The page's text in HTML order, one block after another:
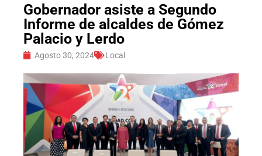
Gobernador asiste a Segundo
Informe de alcaldes de Gómez
Palacio y Lerdo
Agosto 30, 2024 Local